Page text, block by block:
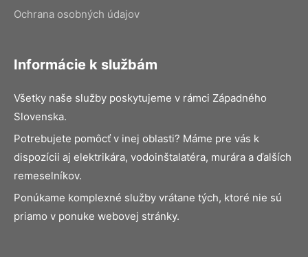
Ochrana osobných údajov
Informácie k službám
Všetky naše služby poskytujeme v rámci Západného
Slovenska.
Potrebujete pomôcť v inej oblasti? Máme pre vás k
dispozícii aj elektrikára, vodoinštalatéra, murára a ďalších
remeselníkov.
Ponúkame komplexné služby vrátane tých, ktoré nie sú
priamo v ponuke webovej stránky.